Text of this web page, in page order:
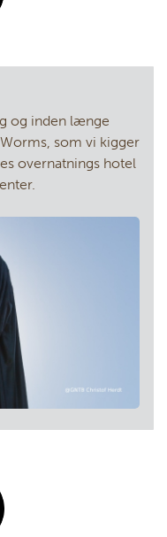
og inden længe
som vi kigger
overnatnings hotel